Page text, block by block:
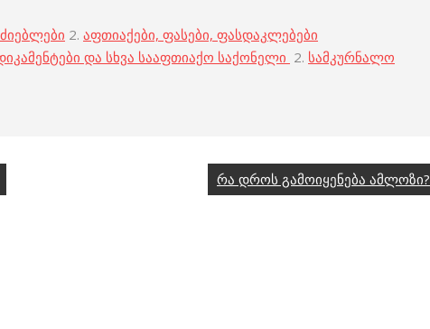
2. აფთიაქები, ფასები, ფასდაკლებები
და სხვა სააფთიაქო საქონელი 2. სამკურნალო
რა დროს გამოიყენება ამლოზი?